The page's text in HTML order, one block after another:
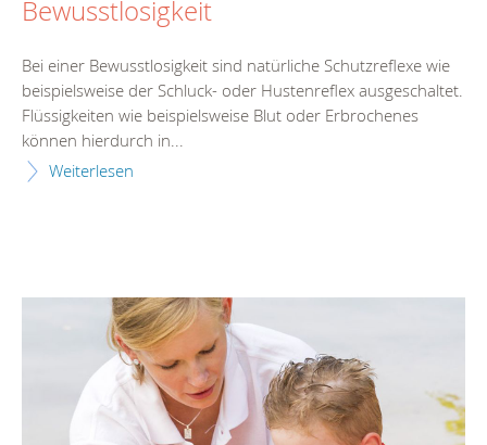
Bewusstlosigkeit
Bei einer Bewusstlosigkeit sind natürliche Schutzreflexe wie
beispielsweise der Schluck- oder Hustenreflex ausgeschaltet.
Flüssigkeiten wie beispielsweise Blut oder Erbrochenes
können hierdurch in...
Weiterlesen